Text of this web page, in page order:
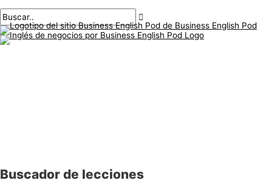
al
contenido
principal
Buscador de lecciones